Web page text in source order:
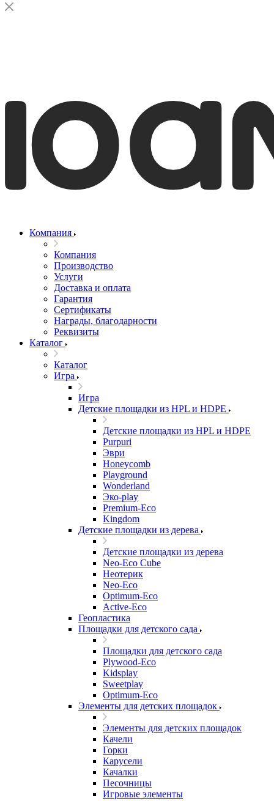
Компания
Компания
Производство
Услуги
Доставка и оплата
Гарантия
Сертификаты
Награды, благодарности
Реквизиты
Каталог
Каталог
Игра
Игра
Детские площадки из HPL и HDPE
Детские площадки из HPL и HDPE
Purpuri
Эври
Honeycomb
Playground
Wonderland
Эко-play
Premium-Eco
Kingdom
Детские площадки из дерева
Детские площадки из дерева
Neo-Eco Cube
Неотерик
Neo-Eco
Оptimum-Еco
Active-Eco
Геопластика
Площадки для детского сада
Площадки для детского сада
Plywood-Eco
Kidsplay
Sweetplay
Оptimum-Еco
Элементы для детских площадок
Элементы для детских площадок
Качели
Горки
Карусели
Качалки
Песочницы
Игровые элементы